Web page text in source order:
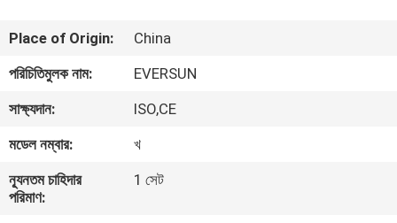
VR
প্রদর্শন
আমাদের
সম্পর্কে
Place of Origin:
China
পরিচিতিমুলক নাম:
EVERSUN
সাক্ষ্যদান:
ISO,CE
মডেল নম্বার:
খ
ন্যূনতম চাহিদার
পরিমাণ:
1 সেট